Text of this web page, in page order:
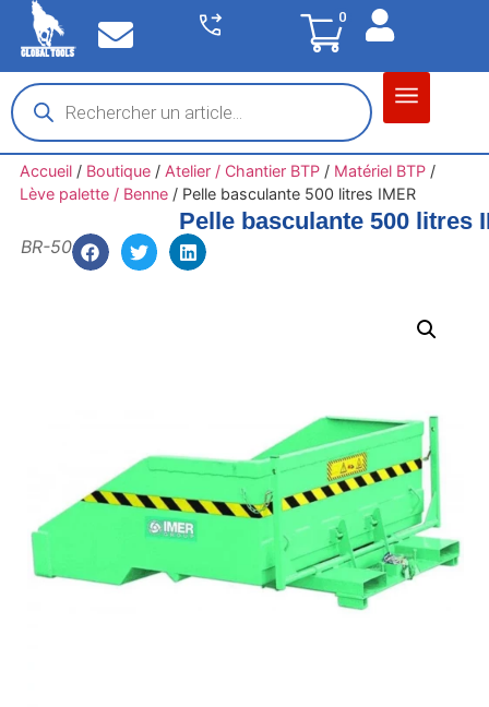
0
Accueil/ Boutique/ Atelier / Chantier BTP/ Matériel BTP/
Lève palette / Benne/ Pelle basculante 500 litres IMER
Pelle basculante 500 litres
BR-50